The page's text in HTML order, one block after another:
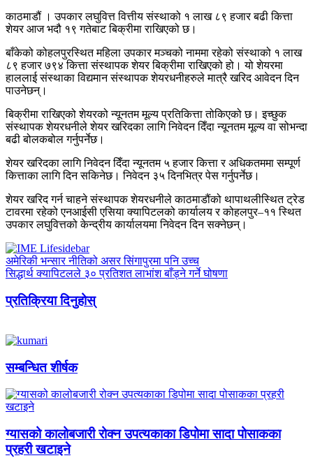
काठमाडौं । उपकार लघुवित्त वित्तीय संस्थाको १ लाख ८९ हजार बढी कित्ता
शेयर आज भदौ १९ गतेबाट बिक्रीमा राखिएको छ।
बाँकेको कोहलपुरस्थित महिला उपकार मञ्चको नाममा रहेको संस्थाको १ लाख
८९ हजार ७९४ कित्ता संस्थापक शेयर बिक्रीमा राखिएको हो। यो शेयरमा
हाललाई संस्थाका विद्यमान संस्थापक शेयरधनीहरुले मात्रै खरिद आवेदन दिन
पाउनेछन्।
बिक्रीमा राखिएको शेयरको न्यूनतम मूल्य प्रतिकित्ता तोकिएको छ। इच्छुक
संस्थापक शेयरधनीले शेयर खरिदका लागि निवेदन दिँदा न्यूनतम मूल्य वा सोभन्दा
बढी बोलकबोल गर्नुपर्नेछ।
शेयर खरिदका लागि निवेदन दिँदा न्यूनतम ५ हजार कित्ता र अधिकतममा सम्पूर्ण
कित्ताका लागि दिन सकिनेछ। निवेदन ३५ दिनभित्र पेस गर्नुपर्नेछ।
शेयर खरिद गर्न चाहने संस्थापक शेयरधनीले काठमाडौंको थापाथलीस्थित ट्रेड
टावरमा रहेको एनआईसी एसिया क्यापिटलको कार्यालय र कोहलपुर–११ स्थित
उपकार लघुवित्तको केन्द्रीय कार्यालयमा निवेदन दिन सक्नेछन्।
अमेरिकी भन्सार नीतिको असर सिंगापुरमा पनि उच्च
सिद्धार्थ क्यापिटलले ३० प्रतिशत लाभांश बाँड्ने गर्ने घोषणा
प्रतिक्रिया दिनुहोस्
सम्बन्धित शीर्षक
ग्यासको कालोबजारी रोक्न उपत्यकाका डिपोमा सादा पोसाकका
प्रहरी खटाइने